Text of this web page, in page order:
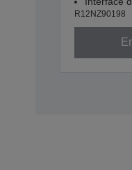
R12NZ90198